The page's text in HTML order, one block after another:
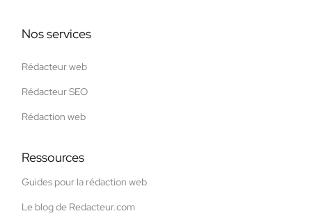
Nos services
Rédacteur web
Rédacteur SEO
Rédaction web
Ressources
Guides pour la rédaction web
Le blog de Redacteur.com